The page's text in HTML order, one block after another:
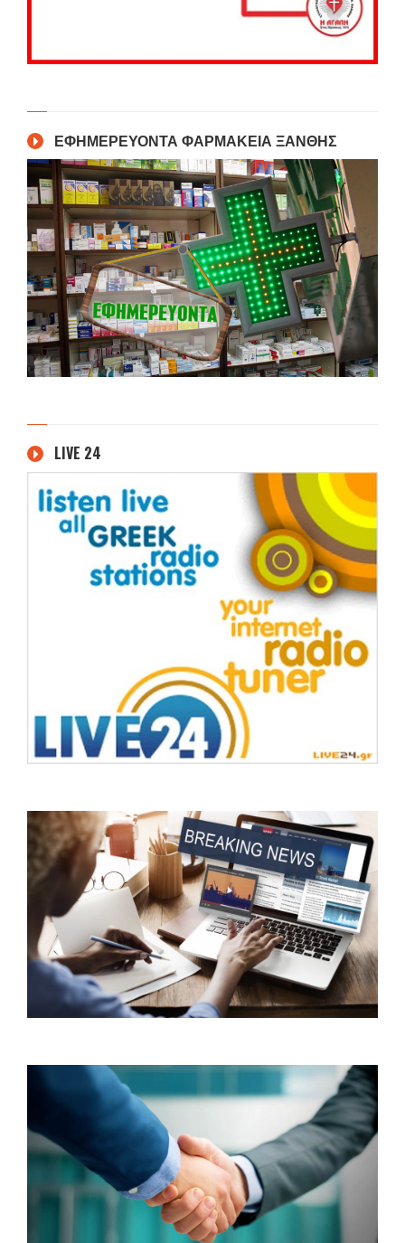
ΕΦΗΜΕΡΕΥΟΝΤΑ ΦΑΡΜΑΚΕΙΑ ΞΑΝΘΗΣ
LIVE 24